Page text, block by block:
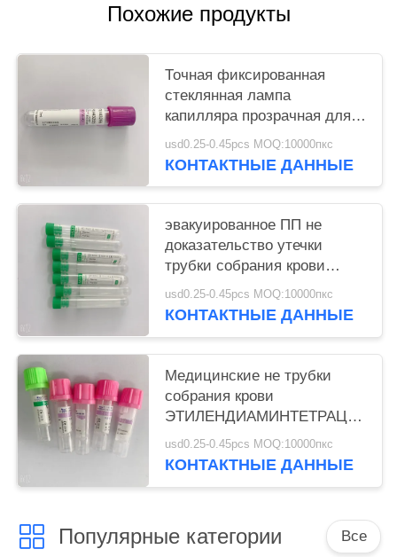
Похожие продукты
Точная фиксированная
стеклянная лампа
капилляра прозрачная для
сыворотки крови
usd0.25-0.45pcs MOQ:10000пкс
КОНТАКТНЫЕ ДАННЫЕ
эвакуированное ПП не
доказательство утечки
трубки собрания крови
вакуума 5мл
usd0.25-0.45pcs MOQ:10000пкс
КОНТАКТНЫЕ ДАННЫЕ
Медицинские не трубки
собрания крови
ЭТИЛЕНДИАМИНТЕТРАЦЕТАТА
трубки К3 собрания крови
вакуума
usd0.25-0.45pcs MOQ:10000пкс
КОНТАКТНЫЕ ДАННЫЕ
Популярные категории Все